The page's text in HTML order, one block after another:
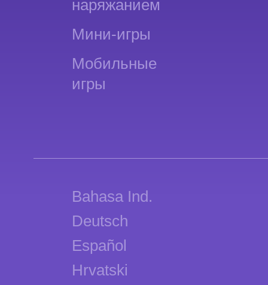
наряжанием
Мини-игры
Мобильные
игры
Bahasa Ind.
Deutsch
Español
Hrvatski